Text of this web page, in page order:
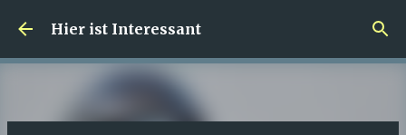
Direkt zum Hauptbereich
Hier ist Interessant